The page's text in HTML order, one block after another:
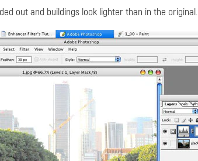
out and buildings look lighter than in the original.